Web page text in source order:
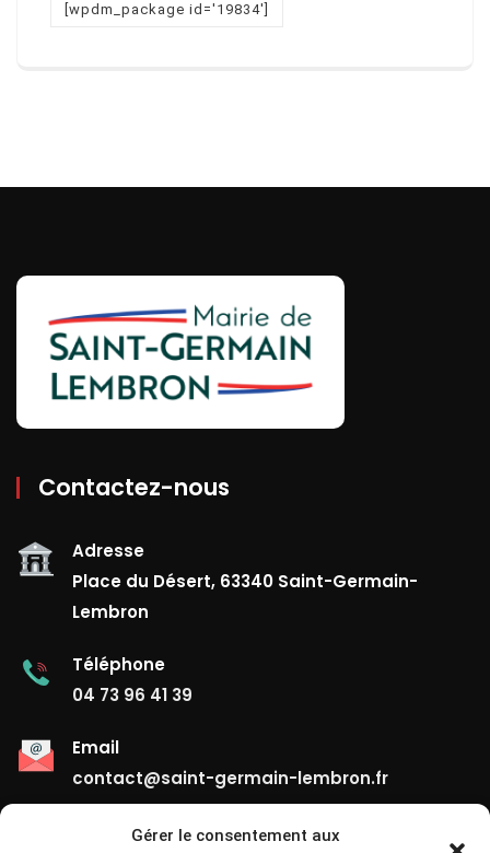
Gérer le consentement aux
[wpdm_package id='19834']
Contactez-nous
Adresse
Place du Désert, 63340 Saint-Germain-
Lembron
Téléphone
04 73 96 41 39
Email
contact@saint-germain-lembron.fr